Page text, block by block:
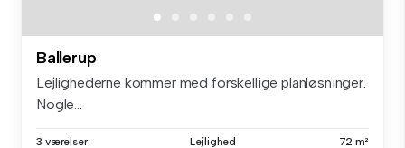
Ballerup
Lejlighederne kommer med forskellige planløsninger.
Nogle...
3 værelser Lejlighed 72 m²